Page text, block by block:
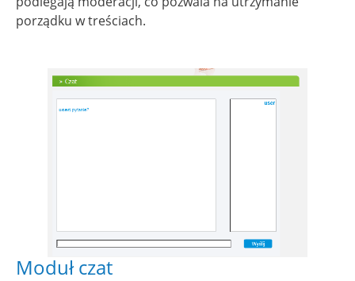
porządku w treściach.
Show larger version for:
Moduł czat